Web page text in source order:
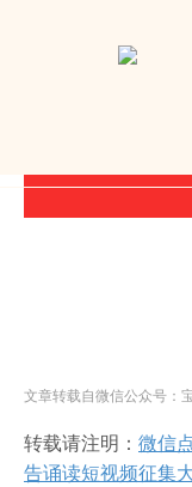
文章转载自微信公众号：
转载请注明： 微信
告诵读短视频征集